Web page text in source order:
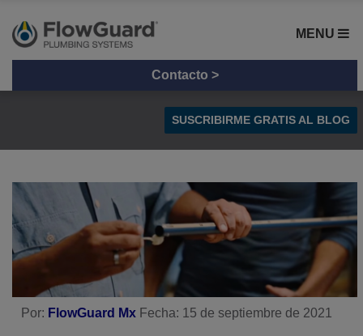
MENU
Contacto >
SUSCRIBIRME GRATIS AL BLOG
Radiación UV en Tuberías
Comparación de materiales
Por: FlowGuard Mx Fecha: 15 de septiembre de 2021